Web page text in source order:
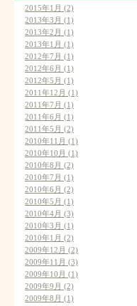
2015年1月 (2)
2013年3月 (1)
2013年2月 (1)
2013年1月 (1)
2012年7月 (1)
2012年6月 (1)
2012年5月 (1)
2011年12月 (1)
2011年7月 (1)
2011年6月 (1)
2011年5月 (2)
2010年11月 (1)
2010年10月 (1)
2010年8月 (2)
2010年7月 (1)
2010年6月 (2)
2010年5月 (1)
2010年4月 (3)
2010年3月 (1)
2010年1月 (2)
2009年12月 (2)
2009年11月 (3)
2009年10月 (1)
2009年9月 (2)
2009年8月 (1)